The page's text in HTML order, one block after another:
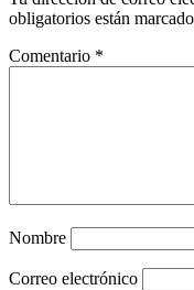
obligatorios están
Comentario *
Nombre
Correo electrónico